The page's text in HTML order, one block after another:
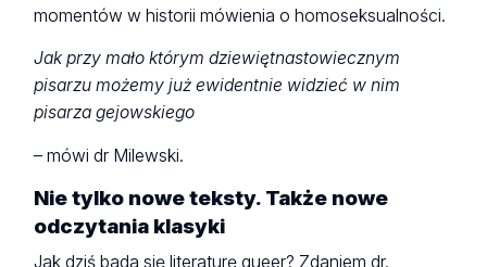
momentów w historii mówienia o homoseksualności.
Jak przy mało którym dziewiętnastowiecznym
pisarzu możemy już ewidentnie widzieć w nim
pisarza gejowskiego
– mówi dr Milewski.
Nie tylko nowe teksty. Także nowe
odczytania klasyki
Jak dziś bada się literaturę queer? Zdaniem dr.